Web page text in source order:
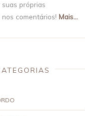
próprias
comentários! Mais...